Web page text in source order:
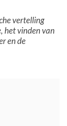
vertelling
het vinden van
en de